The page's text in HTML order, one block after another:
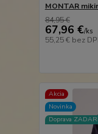
MONTAR
84,95 €
67,96 €/ks
55,25 € bez
Akcia
Novinka
Doprava